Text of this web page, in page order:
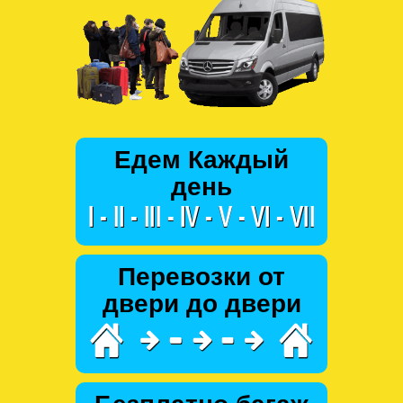
Едем Каждый
день
Перевозки от
двери до двери